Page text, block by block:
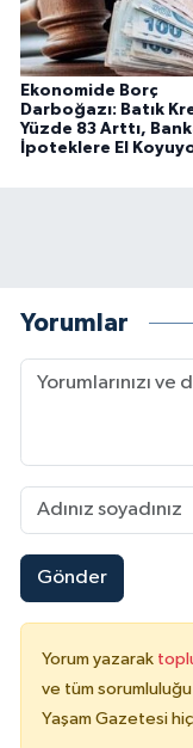
Ekonomide Borç
Darboğazı: Batık
Yüzde 83 Arttı,
İpoteklere El
Yorumlar
Gönder
Yorum yazarak
ve tüm
Yaşam Gazetesi